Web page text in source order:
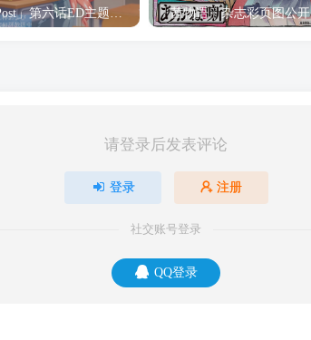
「Shine Post」第六话ED主题曲「Yellow Rose」无字幕MV公开 「茜物语」杂志彩页图公开
请登录后发表评论
登录 注册
社交账号登录
QQ登录